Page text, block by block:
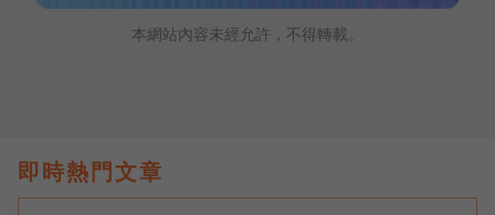
本網站內容未經允許，不得轉載。
即時熱門文章